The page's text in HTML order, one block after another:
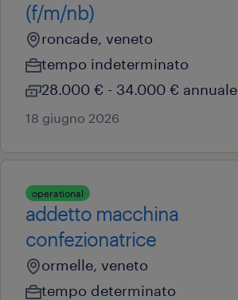
(f/m/nb)
roncade, veneto
tempo indeterminato
28.000 € - 34.000 € annuale
18 giugno 2026
operational
addetto macchina
confezionatrice
ormelle, veneto
tempo determinato